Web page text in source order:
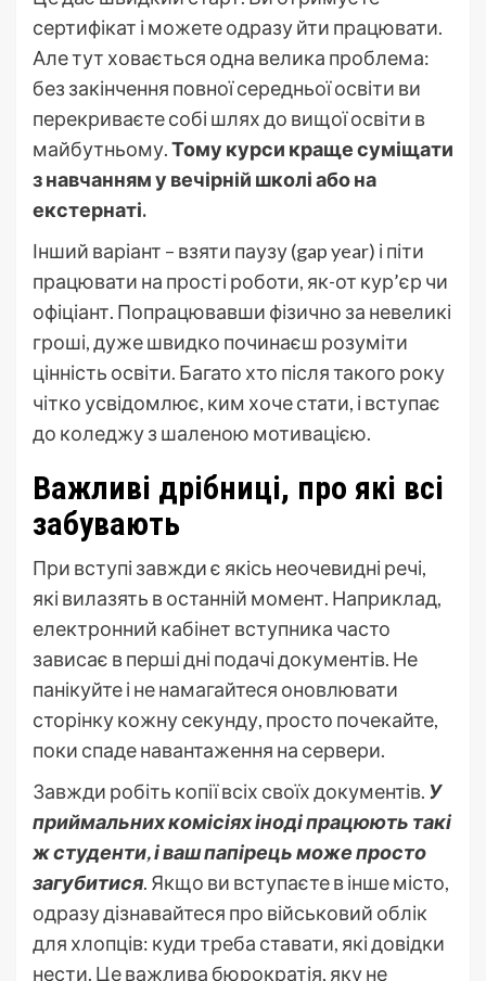
сертифікат і можете одразу йти працювати.
Але тут ховається одна велика проблема:
без закінчення повної середньої освіти ви
перекриваєте собі шлях до вищої освіти в
майбутньому.Тому курси краще суміщати
з навчанням у вечірній школі або на
екстернаті.
Інший варіант – взяти паузу (gap year) і піти
працювати на прості роботи, як-от кур’єр чи
офіціант. Попрацювавши фізично за невеликі
гроші, дуже швидко починаєш розуміти
цінність освіти. Багато хто після такого року
чітко усвідомлює, ким хоче стати, і вступає
до коледжу з шаленою мотивацією.
Важливі дрібниці, про які всі
забувають
При вступі завжди є якісь неочевидні речі,
які вилазять в останній момент. Наприклад,
електронний кабінет вступника часто
зависає в перші дні подачі документів. Не
панікуйте і не намагайтеся оновлювати
сторінку кожну секунду, просто почекайте,
поки спаде навантаження на сервери.
Завжди робіть копії всіх своїх документів. У
приймальних комісіях іноді працюють такі
ж студенти, і ваш папірець може просто
загубитися. Якщо ви вступаєте в інше місто,
одразу дізнавайтеся про військовий облік
для хлопців: куди треба ставати, які довідки
нести. Це важлива бюрократія, яку не